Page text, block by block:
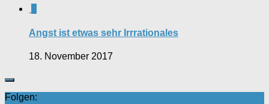
Angst ist etwas sehr Irrrationales
18. November 2017
Folgen: